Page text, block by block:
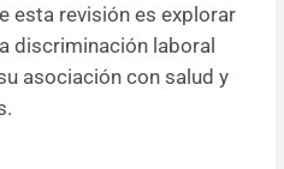
esta revisión es explorar
discriminación laboral
asociación con salud y